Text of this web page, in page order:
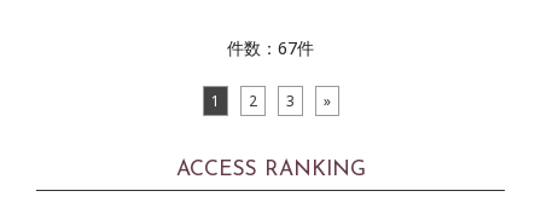
件数：67件
1 2 3 »
ACCESS RANKING